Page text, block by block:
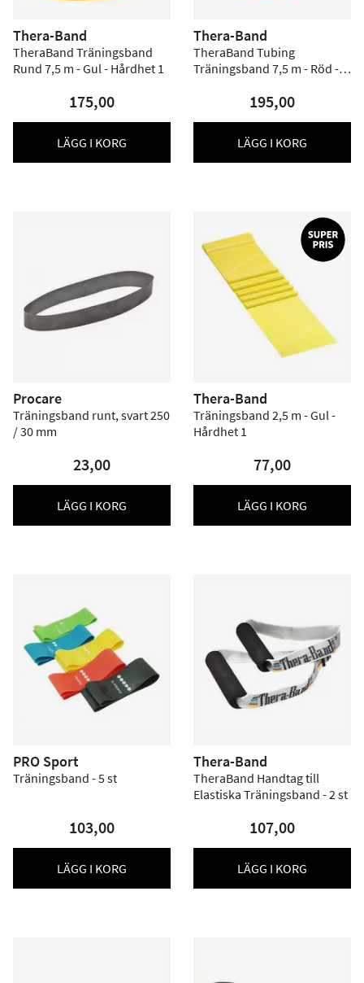
Thera-Band
TheraBand Träningsband
Rund 7,5 m - Gul - Hårdhet 1
175,00
LÄGG I KORG
Thera-Band
TheraBand Tubing
Träningsband 7,5 m - Röd -
195,00
LÄGG I KORG
Procare
Träningsband runt, svart 250
/ 30 mm
23,00
LÄGG I KORG
Thera-Band
Träningsband 2,5 m - Gul -
Hårdhet 1
77,00
LÄGG I KORG
PRO Sport
Träningsband - 5 st
103,00
LÄGG I KORG
Thera-Band
TheraBand Handtag till
Elastiska Träningsband - 2 st
107,00
LÄGG I KORG